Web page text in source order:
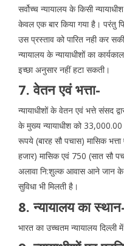
सर्वोच्च न्यायालय के किसी
केवल एक बार किया गया है। परंतु
उस प्रस्ताव को पारित नही कर
न्यायालय के न्यायाधीशों का
इच्छा अनुसार नहीं हटा सकती।
7. वेतन एवं भत्ता-
न्यायाधीशों के वेतन एवं भत्ते संसद
के मुख्य न्यायाधीश को
रूपये (बारह सौ पचास) मासिक
हजार) मासिक एवं 750 (सात सौ
अलावा नि:शुल्क आवास आने जान के
सुविधा भी मिलती है।
8. न्यायालय का
भारत का उच्चतम न्यायालय दिल्ली